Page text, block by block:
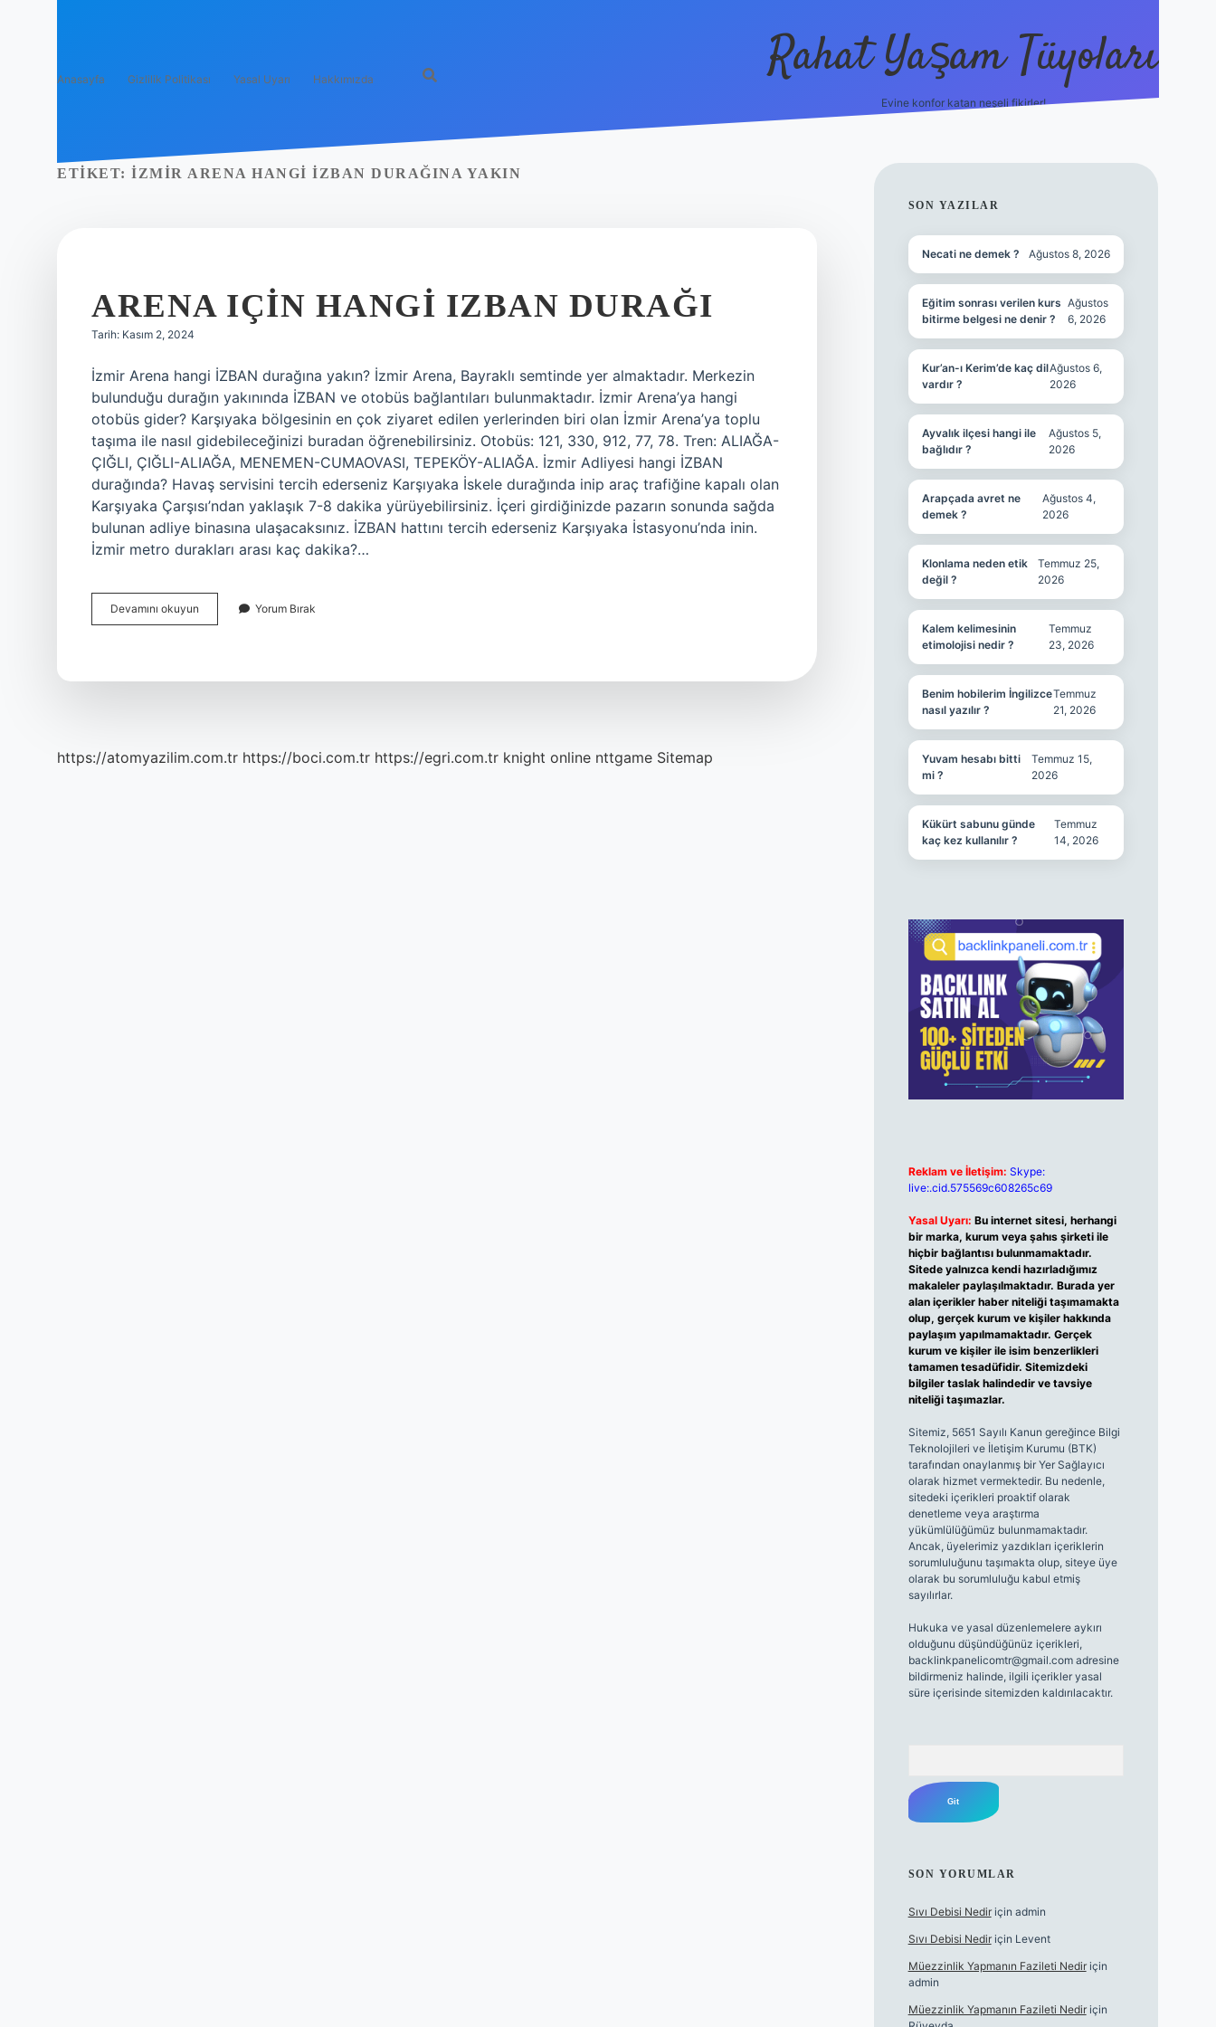
Anasayfa Gizlilik Politikası Yasal Uyarı Hakkımızda Rahat Yaşam Tüyoları
Evine konfor katan neşeli fikirler!
ETIKET: İZMIR ARENA HANGI İZBAN DURAĞINA YAKIN
ARENA IÇIN HANGI IZBAN DURAĞI
Tarih: Kasım 2, 2024
İzmir Arena hangi İZBAN durağına yakın? İzmir Arena, Bayraklı semtinde yer almaktadır. Merkezin
bulunduğu durağın yakınında İZBAN ve otobüs bağlantıları bulunmaktadır. İzmir Arena’ya hangi
otobüs gider? Karşıyaka bölgesinin en çok ziyaret edilen yerlerinden biri olan İzmir Arena’ya toplu
taşıma ile nasıl gidebileceğinizi buradan öğrenebilirsiniz. Otobüs: 121, 330, 912, 77, 78. Tren: ALIAĞA-
ÇIĞLI, ÇIĞLI-ALIAĞA, MENEMEN-CUMAOVASI, TEPEKÖY-ALIAĞA. İzmir Adliyesi hangi İZBAN
durağında? Havaş servisini tercih ederseniz Karşıyaka İskele durağında inip araç trafiğine kapalı olan
Karşıyaka Çarşısı’ndan yaklaşık 7-8 dakika yürüyebilirsiniz. İçeri girdiğinizde pazarın sonunda sağda
bulunan adliye binasına ulaşacaksınız. İZBAN hattını tercih ederseniz Karşıyaka İstasyonu’nda inin.
İzmir metro durakları arası kaç dakika?…
Devamını okuyun
Için
Yorum Bırak
https://atomyazilim.com.tr https://boci.com.tr https://egri.com.tr knight online nttgame Sitemap
SIDEBAR
SON YAZILAR
Necati ne demek ? Ağustos 8, 2026
Eğitim sonrası verilen kurs
bitirme belgesi ne denir ?
Ağustos
6, 2026
Kur’an-ı Kerim’de kaç dil
vardır ?
Ağustos 6,
2026
Ayvalık ilçesi hangi ile
bağlıdır ?
Ağustos 5,
2026
Arapçada avret ne
demek ?
Ağustos 4,
2026
Klonlama neden etik
değil ?
Temmuz 25,
2026
Kalem kelimesinin
etimolojisi nedir ?
Temmuz
23, 2026
Benim hobilerim İngilizce
nasıl yazılır ?
Temmuz
21, 2026
Yuvam hesabı bitti
mi ?
Temmuz 15,
2026
Kükürt sabunu günde
kaç kez kullanılır ?
Temmuz
14, 2026
Reklam ve İletişim: Skype:
live:.cid.575569c608265c69
Yasal Uyarı: Bu internet sitesi, herhangi
bir marka, kurum veya şahıs şirketi ile
hiçbir bağlantısı bulunmamaktadır.
Sitede yalnızca kendi hazırladığımız
makaleler paylaşılmaktadır. Burada yer
alan içerikler haber niteliği taşımamakta
olup, gerçek kurum ve kişiler hakkında
paylaşım yapılmamaktadır. Gerçek
kurum ve kişiler ile isim benzerlikleri
tamamen tesadüfidir. Sitemizdeki
bilgiler taslak halindedir ve tavsiye
niteliği taşımazlar.
Sitemiz, 5651 Sayılı Kanun gereğince Bilgi
Teknolojileri ve İletişim Kurumu (BTK)
tarafından onaylanmış bir Yer Sağlayıcı
olarak hizmet vermektedir. Bu nedenle,
sitedeki içerikleri proaktif olarak
denetleme veya araştırma
yükümlülüğümüz bulunmamaktadır.
Ancak, üyelerimiz yazdıkları içeriklerin
sorumluluğunu taşımakta olup, siteye üye
olarak bu sorumluluğu kabul etmiş
sayılırlar.
Hukuka ve yasal düzenlemelere aykırı
olduğunu düşündüğünüz içerikleri,
backlinkpanelicomtr@gmail.comadresine
bildirmeniz halinde, ilgili içerikler yasal
süre içerisinde sitemizden kaldırılacaktır.
SON YORUMLAR
Sıvı Debisi Nediriçin admin
Sıvı Debisi Nediriçin Levent
Müezzinlik Yapmanın Fazileti Nediriçin
admin
Müezzinlik Yapmanın Fazileti Nediriçin
ilbet canlı maç